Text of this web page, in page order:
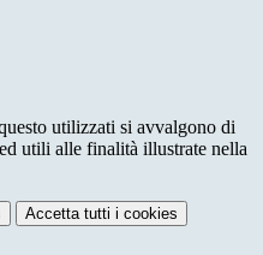
utilizzati si avvalgono di
utili alle finalità illustrate nella
Accetta tutti i cookies